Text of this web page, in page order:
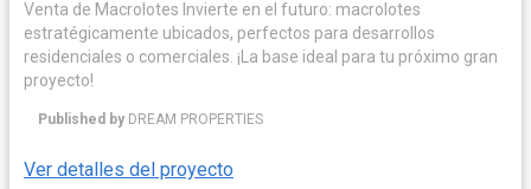
Venta de Macrolotes Invierte en el futuro: macrolotes
estratégicamente ubicados, perfectos para desarrollos
residenciales o comerciales. ¡La base ideal para tu próximo gran
proyecto!
Published by DREAM PROPERTIES
Ver detalles del proyecto